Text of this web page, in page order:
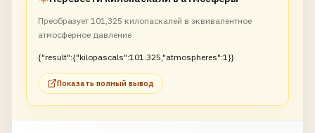
Преобразует 101,325 килопаскалей в эквивалентное
атмосферное давление
{"result":{"kilopascals":101.325,"atmospheres":1}}
Показать полный вывод